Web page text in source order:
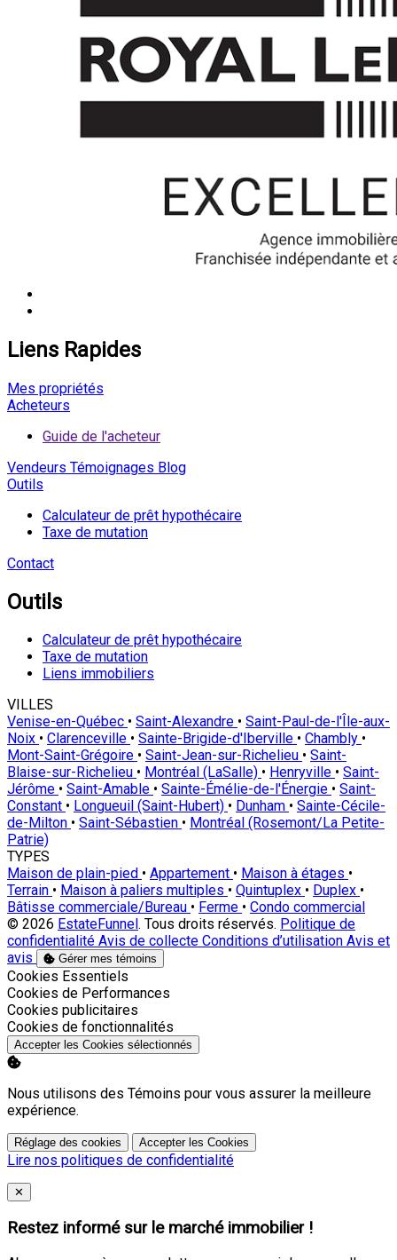
Liens Rapides
Mes propriétés
Acheteurs
Guide de l'acheteur
Vendeurs Témoignages Blog
Outils
Calculateur de prêt hypothécaire
Taxe de mutation
Contact
Outils
Calculateur de prêt hypothécaire
Taxe de mutation
Liens immobiliers
VILLES
Venise-en-Québec • Saint-Alexandre • Saint-Paul-de-l'Île-aux-
Noix • Clarenceville • Sainte-Brigide-d'Iberville • Chambly •
Mont-Saint-Grégoire • Saint-Jean-sur-Richelieu • Saint-
Blaise-sur-Richelieu • Montréal (LaSalle) • Henryville • Saint-
Jérôme • Saint-Amable • Sainte-Émélie-de-l'Énergie • Saint-
Constant • Longueuil (Saint-Hubert) • Dunham • Sainte-Cécile-
de-Milton • Saint-Sébastien • Montréal (Rosemont/La Petite-
Patrie)
TYPES
Maison de plain-pied • Appartement • Maison à étages •
Terrain • Maison à paliers multiples • Quintuplex • Duplex •
Bâtisse commerciale/Bureau • Ferme • Condo commercial
© 2026 EstateFunnel . Tous droits réservés. Politique de
confidentialité Avis de collecte Conditions d’utilisation Avis et
avis
Gérer mes témoins
Activer
Cookies Essentiels
Activer
Cookies de Performances
Activer
Cookies publicitaires
Activer
Cookies de fonctionnalités
Accepter les Cookies sélectionnés
Nous utilisons des Témoins pour vous assurer la meilleure
expérience.
Réglage des cookies Accepter les Cookies
Lire nos politiques de confidentialité
Close
✕
Restez informé sur le marché immobilier !